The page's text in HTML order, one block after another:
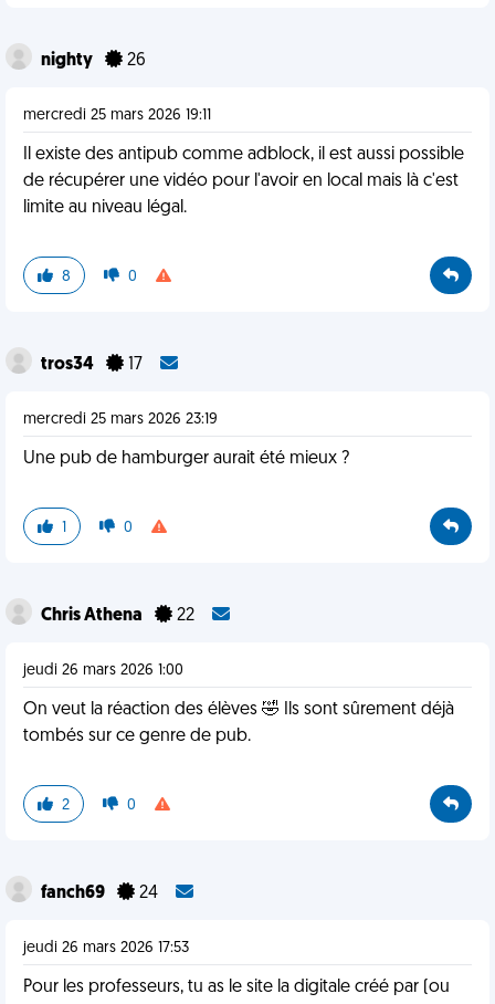
nighty 26
mercredi 25 mars 2026 19:11
Il existe des antipub comme adblock, il est aussi possible
de récupérer une vidéo pour l'avoir en local mais là c'est
limite au niveau légal.
8 0
tros34 17
mercredi 25 mars 2026 23:19
Une pub de hamburger aurait été mieux ?
1 0
Chris Athena 22
jeudi 26 mars 2026 1:00
On veut la réaction des élèves 🤣 Ils sont sûrement déjà
tombés sur ce genre de pub.
2 0
fanch69 24
jeudi 26 mars 2026 17:53
Pour les professeurs, tu as le site la digitale créé par (ou